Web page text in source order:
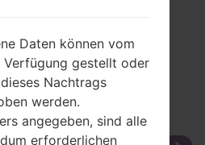
Daten können vom
Verfügung gestellt oder
Nachtrags
werden.
angegeben, sind alle
erforderlichen